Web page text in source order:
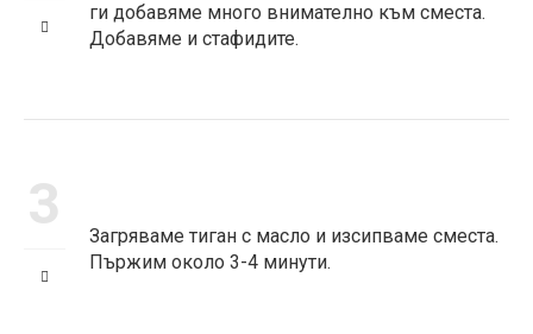
ги добавяме много внимателно към сместа.
Добавяме и стафидите.
3
Загряваме тиган с масло и изсипваме сместа.
Пържим около 3-4 минути.